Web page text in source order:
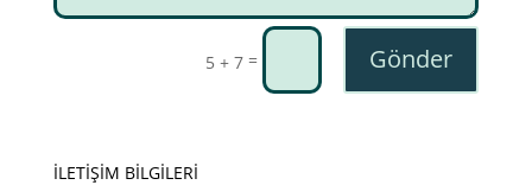
5 + 7 = Gönder
İLETİŞİM BİLGİLERİ